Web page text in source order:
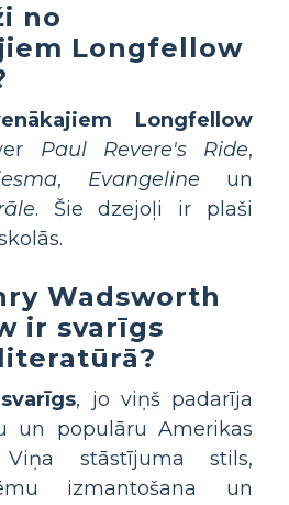
no
Longfellow
Longfellow
Paul Revere's Ride,
, Evangeline un
. Šie dzejoļi ir plaši
Wadsworth
ir svarīgs
, jo viņš padarīja
un populāru Amerikas
Viņa stāstījuma stils,
izmantošana un